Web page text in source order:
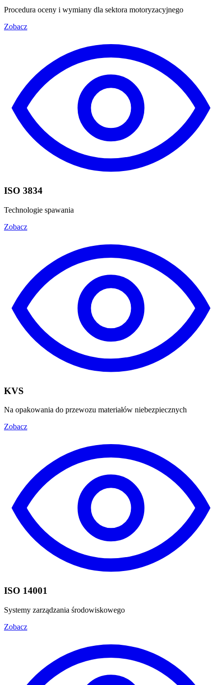
Procedura oceny i wymiany dla sektora motoryzacyjnego
Zobacz
ISO 3834
Technologie spawania
Zobacz
KVS
Na opakowania do przewozu materiałów niebezpiecznych
Zobacz
ISO 14001
Systemy zarządzania środowiskowego
Zobacz